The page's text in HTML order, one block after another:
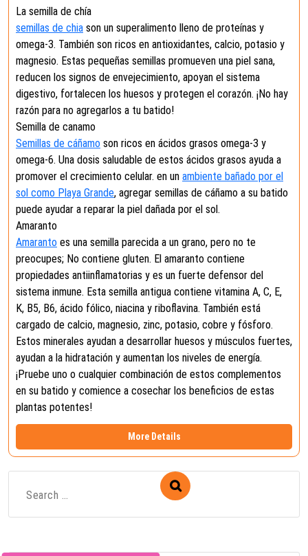
La semilla de chía
semillas de chia son un superalimento lleno de proteínas y
omega-3. También son ricos en antioxidantes, calcio, potasio y
magnesio. Estas pequeñas semillas promueven una piel sana,
reducen los signos de envejecimiento, apoyan el sistema
digestivo, fortalecen los huesos y protegen el corazón. ¡No hay
razón para no agregarlos a tu batido!
Semilla de canamo
Semillas de cáñamo son ricos en ácidos grasos omega-3 y
omega-6. Una dosis saludable de estos ácidos grasos ayuda a
promover el crecimiento celular. en un ambiente bañado por el
sol como Playa Grande, agregar semillas de cáñamo a su batido
puede ayudar a reparar la piel dañada por el sol.
Amaranto
Amaranto es una semilla parecida a un grano, pero no te
preocupes; No contiene gluten. El amaranto contiene
propiedades antiinflamatorias y es un fuerte defensor del
sistema inmune. Esta semilla antigua contiene vitamina A, C, E,
K, B5, B6, ácido fólico, niacina y riboflavina. También está
cargado de calcio, magnesio, zinc, potasio, cobre y fósforo.
Estos minerales ayudan a desarrollar huesos y músculos fuertes,
ayudan a la hidratación y aumentan los niveles de energía.
¡Pruebe uno o cualquier combinación de estos complementos
en su batido y comience a cosechar los beneficios de estas
plantas potentes!
More Details